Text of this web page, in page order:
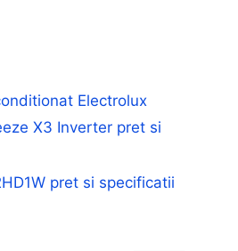
Electrolux
X3 Inverter pret si
pret si specificatii